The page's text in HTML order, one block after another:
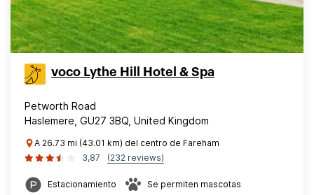
voco Lythe Hill Hotel & Spa
Petworth Road
Haslemere, GU27 3BQ, United Kingdom
A 26.73 mi (43.01 km) del centro de Fareham
3,87
(232 reviews)
Estacionamiento Se permiten mascotas